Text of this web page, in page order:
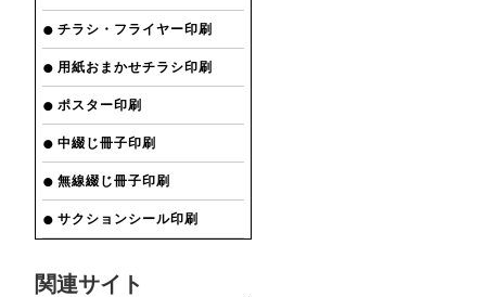
チラシ・フライヤー印刷
用紙おまかせチラシ印刷
ポスター印刷
中綴じ冊子印刷
無線綴じ冊子印刷
サクションシール印刷
関連サイト